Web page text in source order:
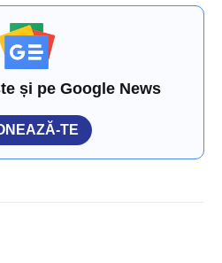
și pe Google News
TE